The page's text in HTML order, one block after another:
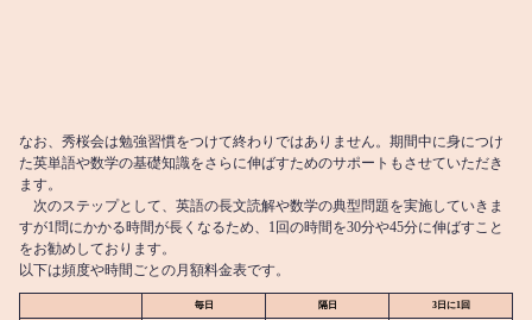
なお、秀桜会は勉強習慣をつけて終わりではありません。期間中に身につけ
た英単語や数学の基礎知識をさらに伸ばすためのサポートもさせていただき
ます。
次のステップとして、英語の長文読解や数学の典型問題を実施していきま
すが1問にかかる時間が長くなるため、1回の時間を30分や45分に伸ばすこと
をお勧めしております。
以下は頻度や時間ごとの月額料金表です。
毎日 隔日 3日に1回